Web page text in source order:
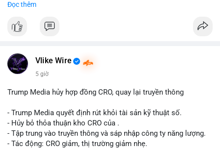
#abtc #cryptonews
$btc $eth
📰 Nguồn: CoinDesk
Đọc thêm
Vlike Wire
5 giờ
Trump Media hủy hợp đồng CRO, quay lại truyền thông
- Trump Media quyết định rút khỏi tài sản kỹ thuật số.
- Hủy bỏ thỏa thuận kho CRO của .
- Tập trung vào truyền thông và sáp nhập công ty năng lượng.
- Tác động: CRO giảm, thị trường giảm nhẹ.